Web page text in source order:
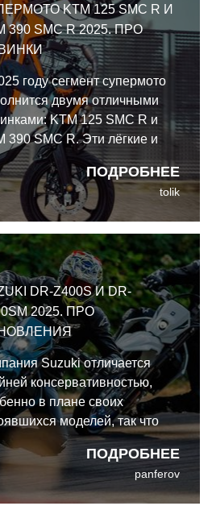
KTM 125 SMC R И
390 SMC R 2025. ПРО
ПОДРОБНЕЕ
году сегмент супермото
двумя отличными
KTM 125 SMC R и
390 SMC R. Эти лёгкие и
модели серии
просты в управлении и
благодаря компактному
мотору,
годятся для самой
аудитории.
tolik
DR-Z400S И DR-
2025. ПРО
ПОДРОБНЕЕ
Suzuki отличается
консервативностью,
в плане своих
моделей, так что
давно существующих
и DR-Z400SM стала
новостью. Спустя
существования DR-
panferov